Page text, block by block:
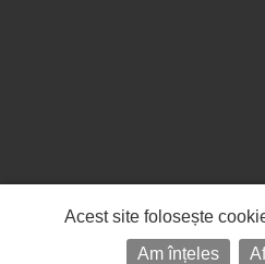
Acest site folosește
Am înțeles